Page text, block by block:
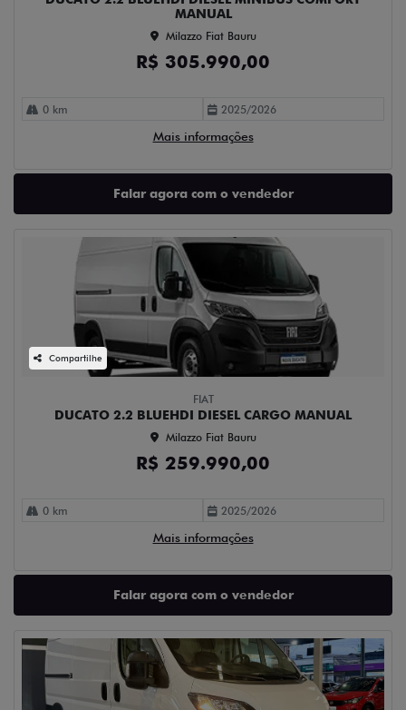
MANUAL
Milazzo Fiat Bauru
R$ 305.990,00
0 km 2025/2026
Mais informações
Falar agora com o vendedor
Compartilhe
FIAT
DUCATO 2.2 BLUEHDI DIESEL CARGO MANUAL
Milazzo Fiat Bauru
R$ 259.990,00
0 km 2025/2026
Mais informações
Falar agora com o vendedor